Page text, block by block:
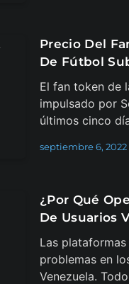
Precio Del
De Fútbol
El fan token de
impulsado por
últimos cinco
septiembre 6, 2022
¿Por Qué
De Usuarios
Las
problemas en
Venezuela.